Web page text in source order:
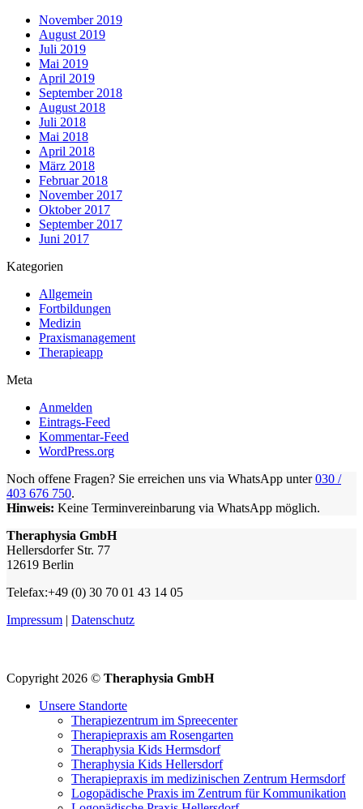
November 2019
August 2019
Juli 2019
Mai 2019
April 2019
September 2018
August 2018
Juli 2018
Mai 2018
April 2018
März 2018
Februar 2018
November 2017
Oktober 2017
September 2017
Juni 2017
Kategorien
Allgemein
Fortbildungen
Medizin
Praxismanagement
Therapieapp
Meta
Anmelden
Eintrags-Feed
Kommentar-Feed
WordPress.org
Noch offene Fragen? Sie erreichen uns via WhatsApp unter030 /
403 676 750.
Hinweis: Keine Terminvereinbarung via WhatsApp möglich.
Theraphysia GmbH
Hellersdorfer Str. 77
12619 Berlin
Telefax:+49 (0) 30 70 01 43 14 05
Impressum | Datenschutz
Copyright 2026 © Theraphysia GmbH
Unsere Standorte
Therapiezentrum im Spreecenter
Therapiepraxis am Rosengarten
Theraphysia Kids Hermsdorf
Theraphysia Kids Hellersdorf
Therapiepraxis im medizinischen Zentrum Hermsdorf
Logopädische Praxis im Zentrum für Kommunikation